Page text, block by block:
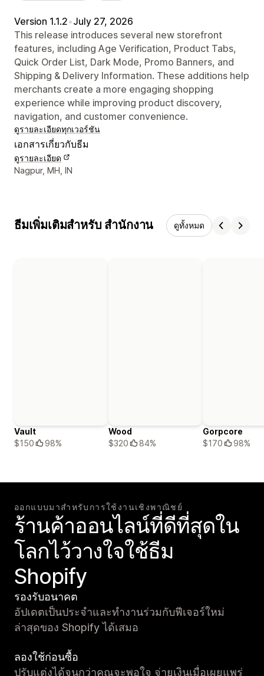
Version 1.1.2•July 27, 2026
This release introduces several new storefront
features, including Age Verification, Product Tabs,
Quick Order List, Dark Mode, Promo Banners, and
Shipping & Delivery Information. These additions help
merchants create a more engaging shopping
experience while improving product discovery,
navigation, and customer convenience.
ดูรายละเอียดทุกเวอร์ชัน
เอกสารเกี่ยวกับธีม
ดูรายละเอียด
รายละเอียดการติดต่อผู้ออกแบบ
Nagpur, MH, IN
ธีมเพิ่มเติมสำหรับ สำนักงาน ดูทั้งหมด
Vault
$150
98%
Wood
$320
84%
Gorpcore
$170
98%
ออกแบบมาสำหรับการใช้งานเชิงพาณิชย์
ร้านค้าออนไลน์ที่ดีที่สุดใน
โลกไว้วางใจใช้ธีม
Shopify
รองรับอนาคต
อัปเดตเป็นประจำและทำงานร่วมกับฟีเจอร์ใหม่
ล่าสุดของ Shopify ได้เสมอ
ลองใช้ก่อนซื้อ
ปรับแต่งได้จนกว่าคุณจะพอใจ จ่ายเงินเมื่อเผยแพร่